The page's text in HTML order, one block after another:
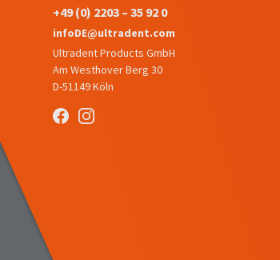
+49 (0) 2203 – 35 92 0
infoDE@ultradent.com
Ultradent Products GmbH
Am Westhover Berg 30
D-51149 Köln